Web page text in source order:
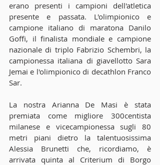
erano presenti i campioni dell'atletica
presente e passata. L'olimpionico e
campione italiano di maratona Danilo
Goffi, il finalista mondiale e campione
nazionale di triplo Fabrizio Schembri, la
campionessa italiana di giavellotto Sara
Jemai e l'olimpionico di decathlon Franco
Sar.
La nostra Arianna De Masi è stata
premiata come migliore 300centista
milanese e vicecampionessa sugli 80
metri piani dietro la talentuosissima
Alessia Brunetti che, ricordiamo, è
arrivata quinta al Criterium di Borgo